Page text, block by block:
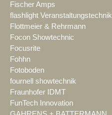
Fischer Amps
flashlight Veranstaltungstechnik
Flottmeier & Rehrmann
Focon Showtechnic
Focusrite
Fohhn
Fotoboden
fournell showtechnik
Fraunhofer IDMT
FunTech Innovation